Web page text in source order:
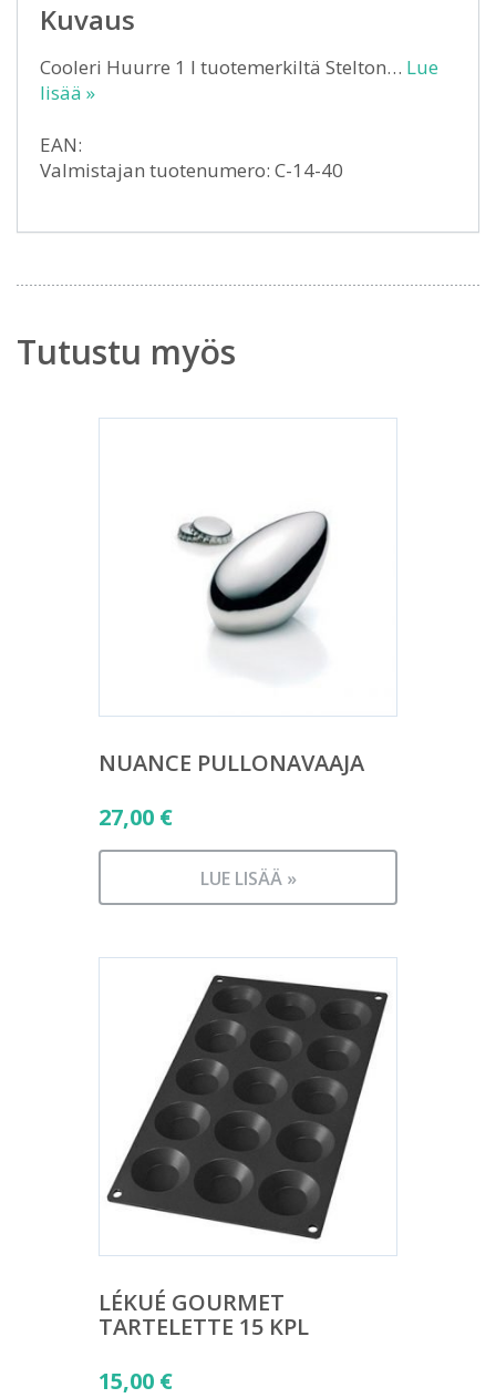
Kuvaus
Cooleri Huurre 1 l tuotemerkiltä Stelton… Lue
lisää »
EAN:
Valmistajan tuotenumero: C-14-40
Tutustu myös
NUANCE PULLONAVAAJA
27,00 €
LUE LISÄÄ »
LÉKUÉ GOURMET
TARTELETTE 15 KPL
15,00 €